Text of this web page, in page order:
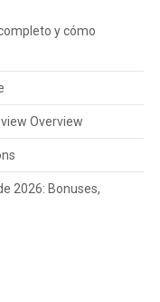
y cómo
Overview
2026: Bonuses,